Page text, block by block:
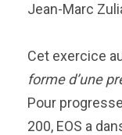
Jean-Marc
Cet exercice
forme d’une
Pour
200, EOS a